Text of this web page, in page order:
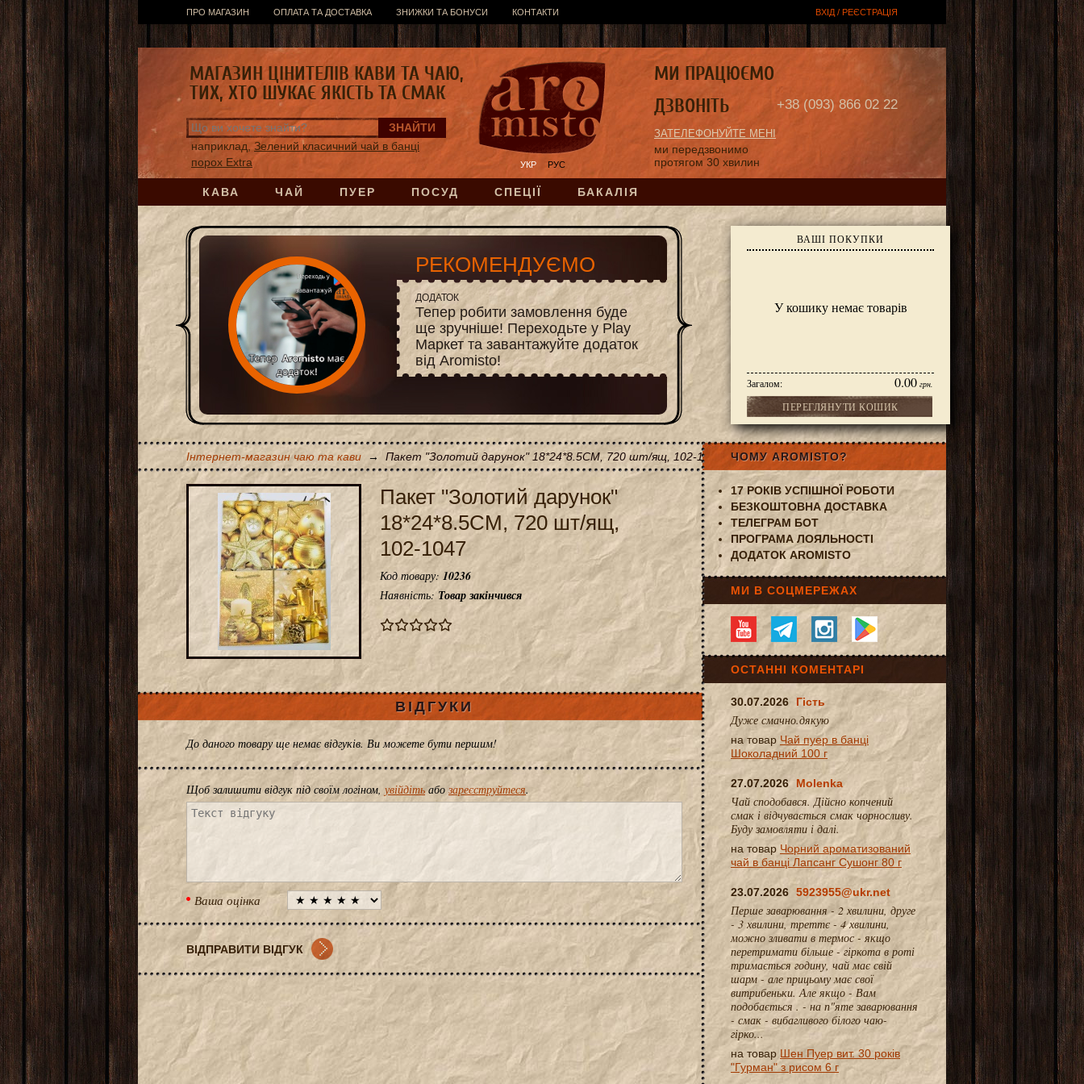
ПРО МАГАЗИН ОПЛАТА ТА ДОСТАВКА ЗНИЖКИ ТА БОНУСИ КОНТАКТИ ВХІД / РЕЄСТРАЦІЯ
КАВА ЧАЙ ПУЕР ПОСУД СПЕЦІЇ БАКАЛІЯ
УКР РУС
наприклад, Зелений класичний чай в банці
порох Extra
ВАШІ ПОКУПКИ
У кошику немає товарів
Загалом: 0.00 грн.
ПЕРЕГЛЯНУТИ КОШИК
+38 (093) 866 02 22
ЗАТЕЛЕФОНУЙТЕ МЕНІ
ми передзвонимо
протягом 30 хвилин
МАГАЗИН ЦІНИТЕЛІВ КАВИ ТА ЧАЮ,
ТИХ, ХТО ШУКАЄ ЯКІСТЬ ТА СМАК
МИ ПРАЦЮЄМО
ДЗВОНІТЬ
РЕКОМЕНДУЄМО
ДОДАТОК
Тепер робити замовлення буде
ще зручніше! Переходьте у Play
Маркет та завантажуйте додаток
від Aromisto!
Інтернет-магазин чаю та кави → Пакет "Золотий дарунок" 18*24*8.5CM, 720 шт/ящ, 102-1047
Пакет "Золотий дарунок"
18*24*8.5CM, 720 шт/ящ,
102-1047
Код товару: 10236
Наявність:Товар закінчився
ВІДГУКИ
До даного товару ще немає відгуків. Ви можете бути першим!
Щоб залишити відгук під своїм логіном, увійдітьабозареєструйтеся.
Ваша оцінка
ЧОМУ AROMISTO?
17 РОКІВ УСПІШНОЇ РОБОТИ
БЕЗКОШТОВНА ДОСТАВКА
ТЕЛЕГРАМ БОТ
ПРОГРАМА ЛОЯЛЬНОСТІ
ДОДАТОК AROMISTO
МИ В СОЦМЕРЕЖАХ
ОСТАННІ КОМЕНТАРІ
30.07.2026 Гість
Дуже смачно.дякую
на товар Чай пуер в банці
Шоколадний 100 г
27.07.2026 Molenka
Чай сподобався. Дійсно копчений
смак і відчувається смак чорносливу.
Буду замовляти і далі.
на товар Чорний ароматизований
чай в банці Лапсанг Сушонг 80 г
23.07.2026 5923955@ukr.net
Перше заварювання - 2 хвилини, друге
- 3 хвилини, треттє - 4 хвилини,
можно зливати в термос - якщо
перетримати більше - гіркота в роті
тримається годину, чай має свій
шарм - але прицьому має свої
витрибеньки. Але якщо - Вам
подобається . - на п"яте заварювання
- смак - вибагливого білого чаю-
гірко...
на товар Шен Пуер вит. 30 років
"Гурман" з рисом 6 г